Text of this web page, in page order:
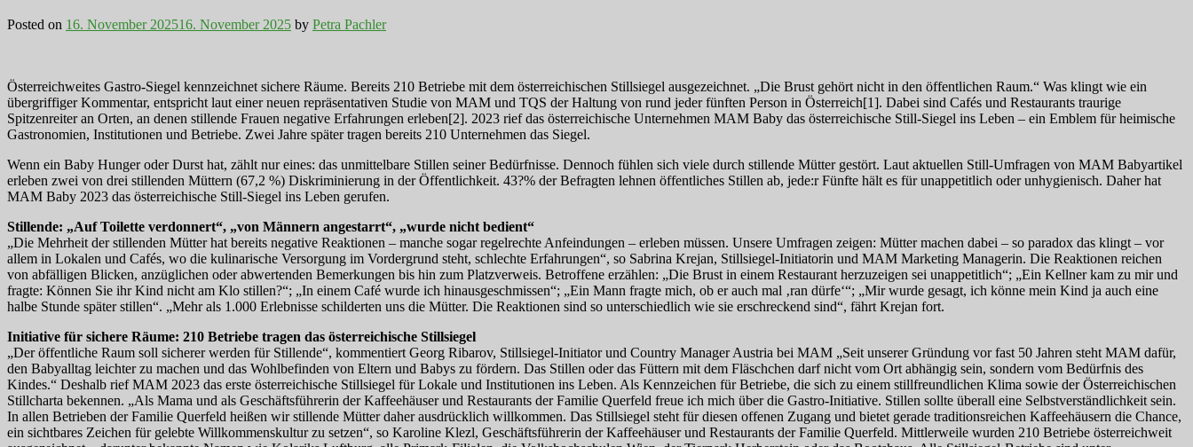
Posted on 16. November 202516. November 2025 by Petra Pachler
Österreichweites Gastro-Siegel kennzeichnet sichere Räume. Bereits 210 Betriebe mit dem österreichischen Stillsiegel ausgezeichnet. „Die Brust gehört nicht in den öffentlichen Raum.“ Was klingt wie ein
übergriffiger Kommentar, entspricht laut einer neuen repräsentativen Studie von MAM und TQS der Haltung von rund jeder fünften Person in Österreich[1]. Dabei sind Cafés und Restaurants traurige
Spitzenreiter an Orten, an denen stillende Frauen negative Erfahrungen erleben[2]. 2023 rief das österreichische Unternehmen MAM Baby das österreichische Still-Siegel ins Leben – ein Emblem für heimische
Gastronomien, Institutionen und Betriebe. Zwei Jahre später tragen bereits 210 Unternehmen das Siegel.
Wenn ein Baby Hunger oder Durst hat, zählt nur eines: das unmittelbare Stillen seiner Bedürfnisse. Dennoch fühlen sich viele durch stillende Mütter gestört. Laut aktuellen Still-Umfragen von MAM Babyartikel
erleben zwei von drei stillenden Müttern (67,2 %) Diskriminierung in der Öffentlichkeit. 43?% der Befragten lehnen öffentliches Stillen ab, jede:r Fünfte hält es für unappetitlich oder unhygienisch. Daher hat
MAM Baby 2023 das österreichische Still-Siegel ins Leben gerufen.
Stillende: „Auf Toilette verdonnert“, „von Männern angestarrt“, „wurde nicht bedient“
„Die Mehrheit der stillenden Mütter hat bereits negative Reaktionen – manche sogar regelrechte Anfeindungen – erleben müssen. Unsere Umfragen zeigen: Mütter machen dabei – so paradox das klingt – vor
allem in Lokalen und Cafés, wo die kulinarische Versorgung im Vordergrund steht, schlechte Erfahrungen“, so Sabrina Krejan, Stillsiegel-Initiatorin und MAM Marketing Managerin. Die Reaktionen reichen
von abfälligen Blicken, anzüglichen oder abwertenden Bemerkungen bis hin zum Platzverweis. Betroffene erzählen: „Die Brust in einem Restaurant herzuzeigen sei unappetitlich“; „Ein Kellner kam zu mir und
fragte: Können Sie ihr Kind nicht am Klo stillen?“; „In einem Café wurde ich hinausgeschmissen“; „Ein Mann fragte mich, ob er auch mal ‚ran dürfe‘“; „Mir wurde gesagt, ich könne mein Kind ja auch eine
halbe Stunde später stillen“. „Mehr als 1.000 Erlebnisse schilderten uns die Mütter. Die Reaktionen sind so unterschiedlich wie sie erschreckend sind“, fährt Krejan fort.
Initiative für sichere Räume: 210 Betriebe tragen das österreichische Stillsiegel
„Der öffentliche Raum soll sicherer werden für Stillende“, kommentiert Georg Ribarov, Stillsiegel-Initiator und Country Manager Austria bei MAM „Seit unserer Gründung vor fast 50 Jahren steht MAM dafür,
den Babyalltag leichter zu machen und das Wohlbefinden von Eltern und Babys zu fördern. Das Stillen oder das Füttern mit dem Fläschchen darf nicht vom Ort abhängig sein, sondern vom Bedürfnis des
Kindes.“ Deshalb rief MAM 2023 das erste österreichische Stillsiegel für Lokale und Institutionen ins Leben. Als Kennzeichen für Betriebe, die sich zu einem stillfreundlichen Klima sowie der Österreichischen
Stillcharta bekennen. „Als Mama und als Geschäftsführerin der Kaffeehäuser und Restaurants der Familie Querfeld freue ich mich über die Gastro-Initiative. Stillen sollte überall eine Selbstverständlichkeit sein.
In allen Betrieben der Familie Querfeld heißen wir stillende Mütter daher ausdrücklich willkommen. Das Stillsiegel steht für diesen offenen Zugang und bietet gerade traditionsreichen Kaffeehäusern die Chance,
ein sichtbares Zeichen für gelebte Willkommenskultur zu setzen“, so Karoline Klezl, Geschäftsführerin der Kaffeehäuser und Restaurants der Familie Querfeld. Mittlerweile wurden 210 Betriebe österreichweit